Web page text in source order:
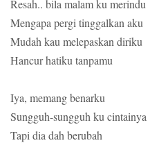
Resah.. bila malam ku merindu
Mengapa pergi tinggalkan aku
Mudah kau melepaskan diriku
Hancur hatiku tanpamu
Iya, memang benarku
Sungguh-sungguh ku cintainya
Tapi dia dah berubah